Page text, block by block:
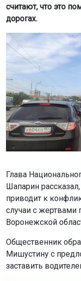
считают, что это
дорогах.
Глава
Шапарин
приводит к
случаи с
Воронежской
Общественник
Мишустину с
заставить